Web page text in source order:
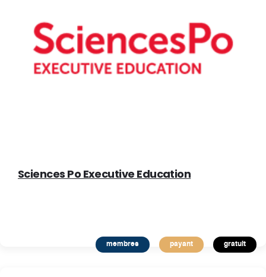
Sciences Po Executive Education
membres payant gratuit